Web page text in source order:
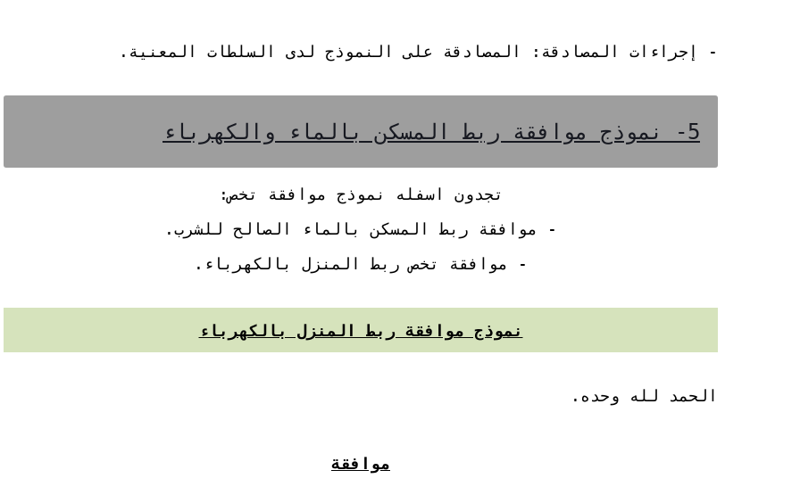
- إجراءات المصادقة: المصادقة على النموذج لدى السلطات المعنية.
5- نموذج موافقة ربط المسكن بالماء والكهرباء
تجدون اسفله نموذج موافقة تخص:
- موافقة ربط المسكن بالماء الصالح للشرب.
- موافقة تخص ربط المنزل بالكهرباء.
نموذج موافقة ربط المنزل بالكهرباء
الحمد لله وحده.
موافقة